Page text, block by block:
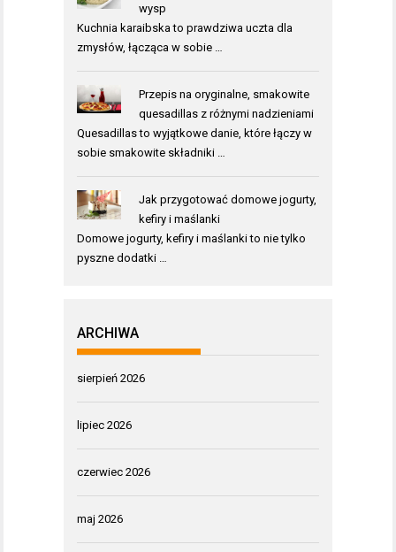
wysp
Kuchnia karaibska to prawdziwa uczta dla
zmysłów, łącząca w sobie …
Przepis na oryginalne, smakowite
quesadillas z różnymi nadzieniami
Quesadillas to wyjątkowe danie, które łączy w
sobie smakowite składniki …
Jak przygotować domowe jogurty,
kefiry i maślanki
Domowe jogurty, kefiry i maślanki to nie tylko
pyszne dodatki …
ARCHIWA
sierpień 2026
lipiec 2026
czerwiec 2026
maj 2026